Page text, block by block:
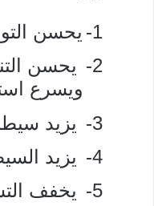
1- يحسن
2-
يحسن
ويسرع
3-
يزيد
4-
يزيد
5-
يخفف